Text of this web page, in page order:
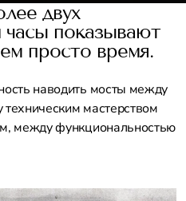
двух
показывают
просто время.
наводить мосты между
мастерством
между функциональностью